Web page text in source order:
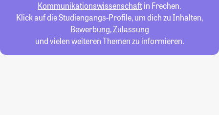
Kommunikationswissenschaftin Frechen.
Klick auf die Studiengangs-Profile, um dich zu Inhalten,
Bewerbung, Zulassung
und vielen weiteren Themen zu informieren.